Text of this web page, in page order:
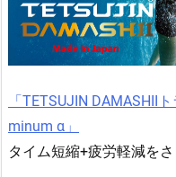
「TETSUJIN DAMASHII
minum α」
タイム短縮+疲労軽減をさ